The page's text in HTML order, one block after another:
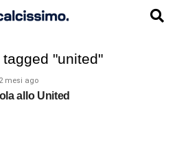
"united"
2 mesi ago
allo United